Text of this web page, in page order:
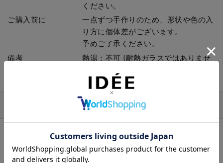
ください。
ご購入前に
一点ずつ手作りのため、形状や色の入
り方に個体差がございます。
予めご了承ください。
備考
熱湯：不可 (耐熱ガラスではありませ
陶芸出身ならではの独自の技法で作られるガラスの器た
ちは、海・空・花・果実など、自然の中にある形や色を
元に、奥田氏の解釈により生まれたもの。ガラス素地に